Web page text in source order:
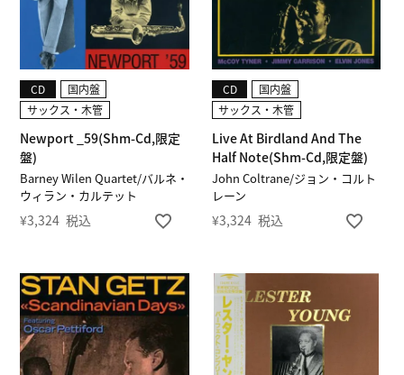
Barney Wilen Quartet/バルネ・
ウィラン・カルテット
Newport _59(Shm-Cd,限定
盤)
CD
国内盤
サックス・木管
¥3,324 税込
John Coltrane/ジョン・コルト
レーン
Live At Birdland And The
Half Note(Shm-Cd,限定盤)
CD
国内盤
サックス・木管
¥3,324 税込